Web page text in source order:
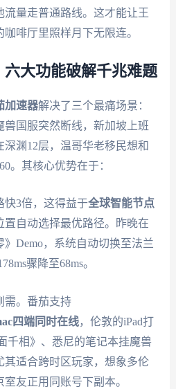
量走普通路线。这才能让王
啡厅里照样月下无限连。
大功能破解千兆难题
加速器解决了三个最痛场景：
兽国服突然断线，新加坡上班
渊12层，温哥华老移民想和
。其核心优势在于：
快3倍，这得益于全球智能节点
自动选择最优路径。昨晚在
Demo，系统自动切换至法兰
骤降至68ms。
需。番茄支持
四端同时在线，伦敦的iPad打
千相》、悉尼的笔记本挂魔兽
其适合跨时区玩家，想象多伦
友正用同账号下副本。